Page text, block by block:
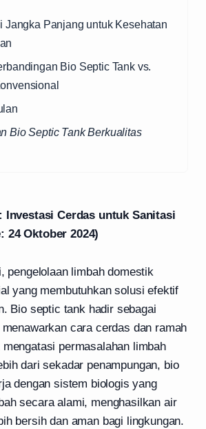
Jangka Panjang untuk Kesehatan
Bio Septic Tank vs.
Bio Septic Tank Berkualitas
Investasi Cerdas untuk Sanitasi
24 Oktober 2024)
pengelolaan limbah domestik
yang membutuhkan solusi efektif
Bio septic tank hadir sebagai
cara cerdas dan ramah
mengatasi permasalahan limbah
dari sekadar penampungan, bio
dengan sistem biologis yang
secara alami, menghasilkan air
bersih dan aman bagi lingkungan.